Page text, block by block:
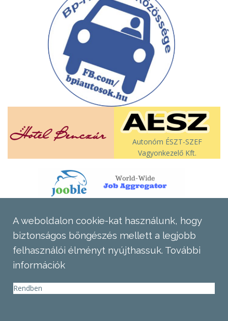
Autonóm ÉSZT-SZEF
Vagyonkezelő Kft.
A weboldalon cookie-kat használunk, hogy
biztonságos böngészés mellett a legjobb
felhasználói élményt nyújthassuk. További
információk
Rendben